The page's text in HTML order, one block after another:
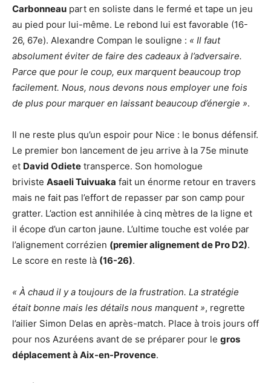
Carbonneau part en soliste dans le fermé et tape un jeu
au pied pour lui-même. Le rebond lui est favorable (16-
26, 67e). Alexandre Compan le souligne : « Il faut
absolument éviter de faire des cadeaux à l’adversaire.
Parce que pour le coup, eux marquent beaucoup trop
facilement. Nous, nous devons nous employer une fois
de plus pour marquer en laissant beaucoup d’énergie ».
Il ne reste plus qu’un espoir pour Nice : le bonus défensif.
Le premier bon lancement de jeu arrive à la 75e minute
et David Odiete transperce. Son homologue
briviste Asaeli Tuivuaka fait un énorme retour en travers
mais ne fait pas l’effort de repasser par son camp pour
gratter. L’action est annihilée à cinq mètres de la ligne et
il écope d’un carton jaune. L’ultime touche est volée par
l’alignement corrézien (premier alignement de Pro D2).
Le score en reste là (16-26).
« À chaud il y a toujours de la frustration. La stratégie
était bonne mais les détails nous manquent », regrette
l’ailier Simon Delas en après-match. Place à trois jours off
pour nos Azuréens avant de se préparer pour le gros
déplacement à Aix-en-Provence.